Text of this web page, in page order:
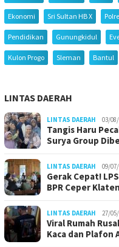
Ekonomi Sri Sultan HB X
Pendidikan Gunungkidul
Kulon Progo Sleman Bantul
LINTAS DAERAH
LINTAS DAERAH 03/
Tangis Haru
Surya Group
LINTAS DAERAH 09/
Gerak Cepat!
BPR Ceper
LINTAS DAERAH 27/
Viral Rumah
Kaca dan Plafon